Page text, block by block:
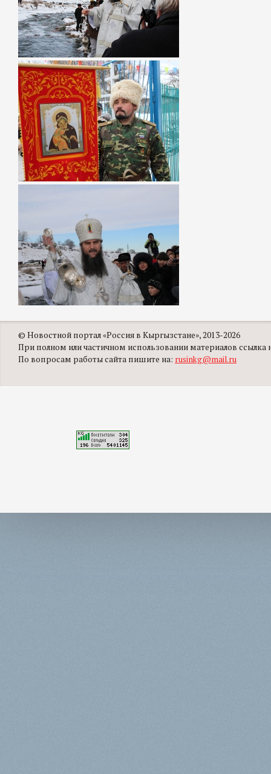
© Новостной портал «Россия в Кыргызстане», 2013-2026
При полном или частичном использовании материалов ссылка
По вопросам работы сайта пишите на: rusinkg@mail.ru